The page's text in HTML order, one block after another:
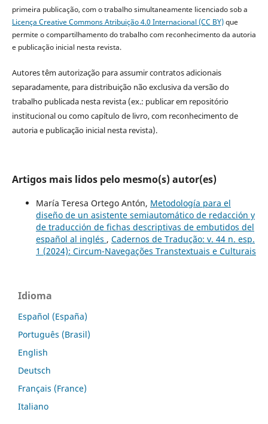
primeira publicação, com o trabalho simultaneamente licenciado sob a
Licença Creative Commons Atribuição 4.0 Internacional (CC BY)que
permite o compartilhamento do trabalho com reconhecimento da autoria
e publicação inicial nesta revista.
Autores têm autorização para assumir contratos adicionais
separadamente, para distribuição não exclusiva da versão do
trabalho publicada nesta revista (ex.: publicar em repositório
institucional ou como capítulo de livro, com reconhecimento de
autoria e publicação inicial nesta revista).
Artigos mais lidos pelo mesmo(s) autor(es)
María Teresa Ortego Antón, Metodología para el
diseño de un asistente semiautomático de redacción y
de traducción de fichas descriptivas de embutidos del
español al inglés , Cadernos de Tradução: v. 44 n. esp.
1 (2024): Circum-Navegações Transtextuais e Culturais
Idioma
Español (España)
Português (Brasil)
English
Deutsch
Français (France)
Italiano